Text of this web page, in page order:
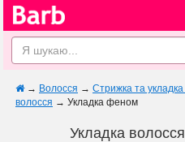
→ Волосся → Стрижка та укладка
волосся → Укладка феном
Укладка